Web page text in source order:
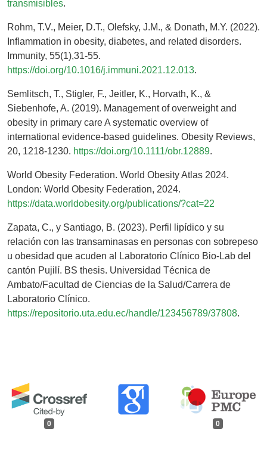
0 0
transmisibles.
Rohm, T.V., Meier, D.T., Olefsky, J.M., & Donath, M.Y. (2022).
Inflammation in obesity, diabetes, and related disorders.
Immunity, 55(1),31-55.
https://doi.org/10.1016/j.immuni.2021.12.013.
Semlitsch, T., Stigler, F., Jeitler, K., Horvath, K., &
Siebenhofe, A. (2019). Management of overweight and
obesity in primary care A systematic overview of
international evidence-based guidelines. Obesity Reviews,
20, 1218-1230. https://doi.org/10.1111/obr.12889.
World Obesity Federation. World Obesity Atlas 2024.
London: World Obesity Federation, 2024.
https://data.worldobesity.org/publications/?cat=22
Zapata, C., y Santiago, B. (2023). Perfil lipídico y su
relación con las transaminasas en personas con sobrepeso
u obesidad que acuden al Laboratorio Clínico Bio-Lab del
cantón Pujilí. BS thesis. Universidad Técnica de
Ambato/Facultad de Ciencias de la Salud/Carrera de
Laboratorio Clínico.
https://repositorio.uta.edu.ec/handle/123456789/37808.